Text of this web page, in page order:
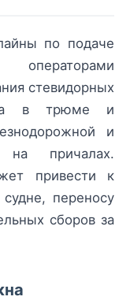
по подаче
операторами
стевидорных
в трюме и
и
на причалах.
привести к
переносу
сборов за